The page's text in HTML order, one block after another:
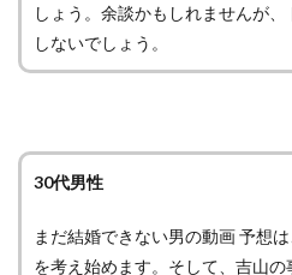
しょう。余談かもしれませんが
しないでしょう。
30代男性
まだ結婚できない男の動画 予想
を考え始めます。そして、吉山